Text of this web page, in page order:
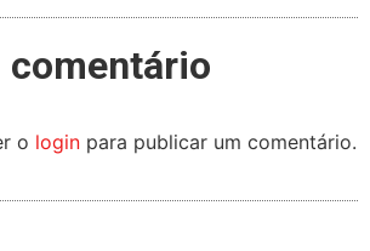
comentário
o login para publicar um comentário.